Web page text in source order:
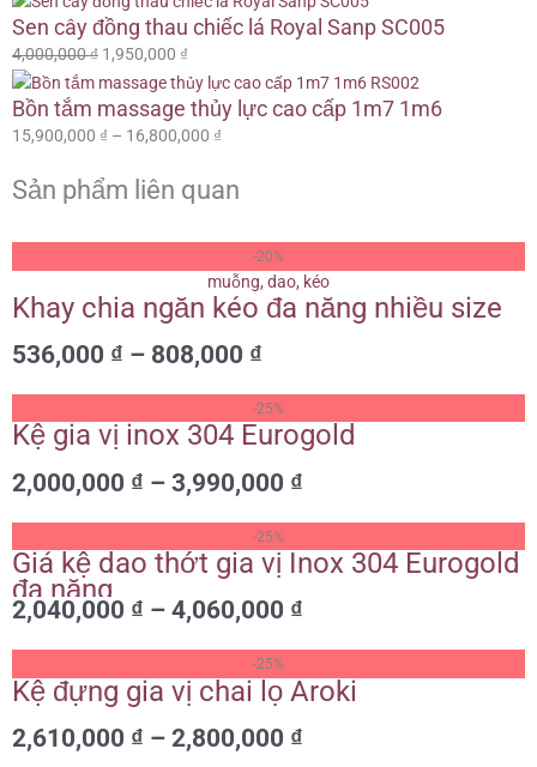
Sen cây đồng thau chiếc lá Royal Sanp SC005
4,000,000₫ 1,950,000 ₫
Bồn tắm massage thủy lực cao cấp 1m7 1m6
15,900,000 ₫ – 16,800,000 ₫
Sản phẩm liên quan
-20%
Khay chia ngăn kéo đa năng nhiều size
536,000 ₫ – 808,000 ₫
Khoảng
giá:
từ
536,000 ₫
-25%
Kệ gia vị inox 304 Eurogold
2,000,000 ₫ – 3,990,000 ₫
giá:
từ
-25%
Giá kệ dao thớt gia vị Inox 304 Eurogold
đa năng
2,040,000 ₫ – 4,060,000 ₫
giá:
-25%
Kệ đựng gia vị chai lọ Aroki
2,610,000 ₫ – 2,800,000 ₫
giá: